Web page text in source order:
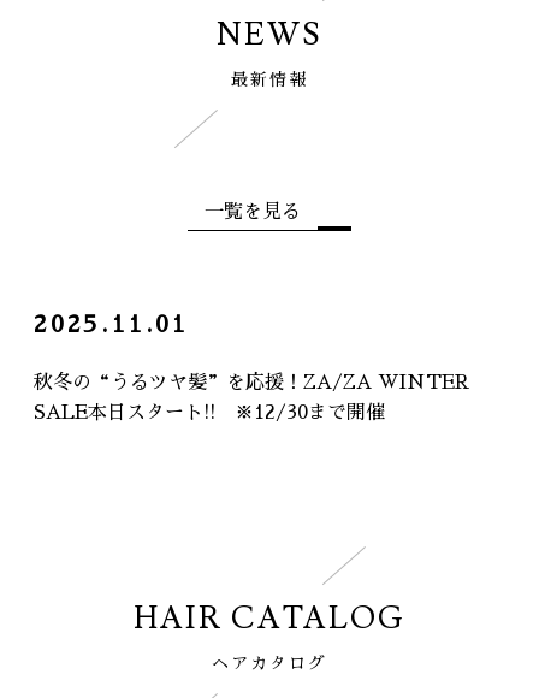
NEWS
最新情報
一覧を見る
2025.11.01
秋冬の“うるツヤ髪”を応援！ZA/ZA WINTER
SALE本日スタート!! ※12/30まで開催
HAIR CATALOG
ヘアカタログ